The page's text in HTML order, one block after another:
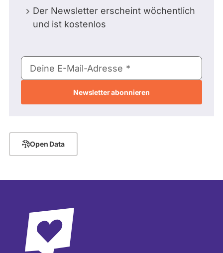
Der Newsletter erscheint wöchentlich
und ist kostenlos
E-
Mail-
Deine E-Mail-Adresse
Open Data